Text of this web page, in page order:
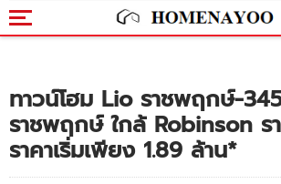
ทาวน์โฮม Lio ราชพฤกษ์-
ราชพฤกษ์ ใกล้ Robinson
ราคาเริ่มเพียง 1.89 ล้าน*